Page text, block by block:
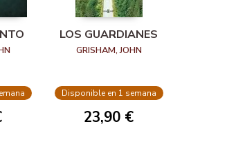
LOS GUARDIANES
GRISHAM, JOHN
Disponible en 1 semana
23,90 €